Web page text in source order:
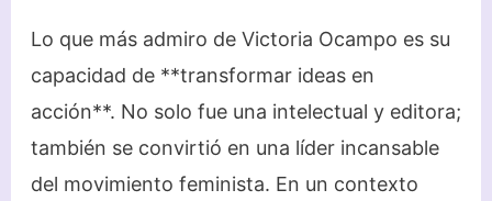
Lo que más admiro de Victoria Ocampo es su
capacidad de **transformar ideas en
acción**. No solo fue una intelectual y editora;
también se convirtió en una líder incansable
del movimiento feminista. En un contexto